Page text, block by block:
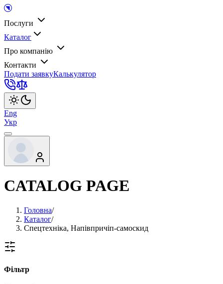
Послуги
Каталог
Про компанію
Контакти
Подати заявкуКалькулятор
Eng
Укр
CATALOG PAGE
Головна/
Каталог/
Спецтехніка, Напівпричіп-самоскид
Фільтр